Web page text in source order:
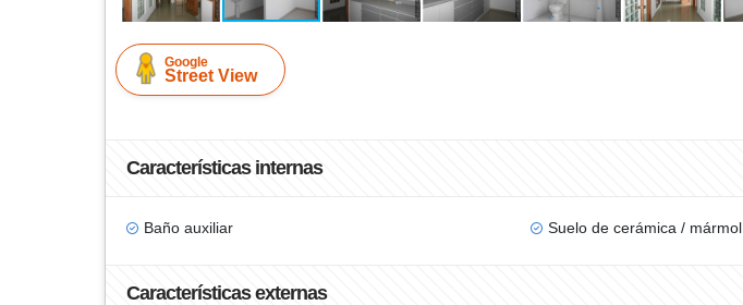
Google
Street View
Características internas
Baño auxiliar Suelo de cerámica / mármol
Características externas